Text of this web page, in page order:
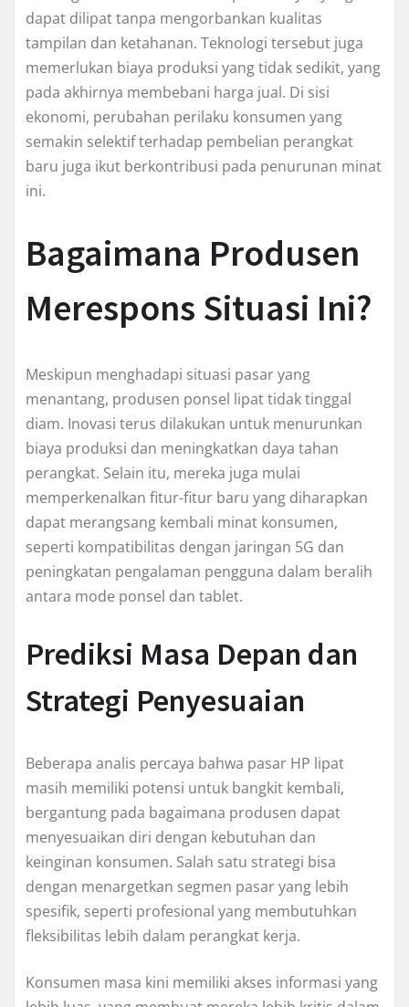
dapat dilipat tanpa mengorbankan kualitas
tampilan dan ketahanan. Teknologi tersebut juga
memerlukan biaya produksi yang tidak sedikit, yang
pada akhirnya membebani harga jual. Di sisi
ekonomi, perubahan perilaku konsumen yang
semakin selektif terhadap pembelian perangkat
baru juga ikut berkontribusi pada penurunan minat
ini.
Bagaimana Produsen
Merespons Situasi Ini?
Meskipun menghadapi situasi pasar yang
menantang, produsen ponsel lipat tidak tinggal
diam. Inovasi terus dilakukan untuk menurunkan
biaya produksi dan meningkatkan daya tahan
perangkat. Selain itu, mereka juga mulai
memperkenalkan fitur-fitur baru yang diharapkan
dapat merangsang kembali minat konsumen,
seperti kompatibilitas dengan jaringan 5G dan
peningkatan pengalaman pengguna dalam beralih
antara mode ponsel dan tablet.
Prediksi Masa Depan dan
Strategi Penyesuaian
Beberapa analis percaya bahwa pasar HP lipat
masih memiliki potensi untuk bangkit kembali,
bergantung pada bagaimana produsen dapat
menyesuaikan diri dengan kebutuhan dan
keinginan konsumen. Salah satu strategi bisa
dengan menargetkan segmen pasar yang lebih
spesifik, seperti profesional yang membutuhkan
fleksibilitas lebih dalam perangkat kerja.
Konsumen masa kini memiliki akses informasi yang